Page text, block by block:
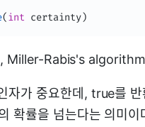
(int certainty)
Miller-Rabis's algorithm
가 중요한데, true를
확률을 넘는다는 의미이